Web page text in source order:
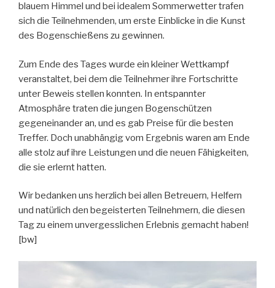
blauem Himmel und bei idealem Sommerwetter trafen
sich die Teilnehmenden, um erste Einblicke in die Kunst
des Bogenschießens zu gewinnen.
Zum Ende des Tages wurde ein kleiner Wettkampf
veranstaltet, bei dem die Teilnehmer ihre Fortschritte
unter Beweis stellen konnten. In entspannter
Atmosphäre traten die jungen Bogenschützen
gegeneinander an, und es gab Preise für die besten
Treffer. Doch unabhängig vom Ergebnis waren am Ende
alle stolz auf ihre Leistungen und die neuen Fähigkeiten,
die sie erlernt hatten.
Wir bedanken uns herzlich bei allen Betreuern, Helfern
und natürlich den begeisterten Teilnehmern, die diesen
Tag zu einem unvergesslichen Erlebnis gemacht haben!
[bw]